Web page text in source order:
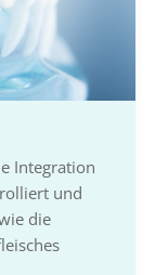
Integration
und
die